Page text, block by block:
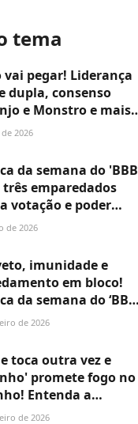
tema
vai pegar! Liderança
dupla, consenso
e Monstro e mais:
a dinâmica da
2026
da semana do 'BBB
emparedados
votação e poder
tirar alguém do
de 2026
imunidade e
em bloco!
da semana do ‘BBB
carnaval e
de 2026
toca outra vez e
promete fogo no
Entenda a
da semana no 'BBB
de 2026